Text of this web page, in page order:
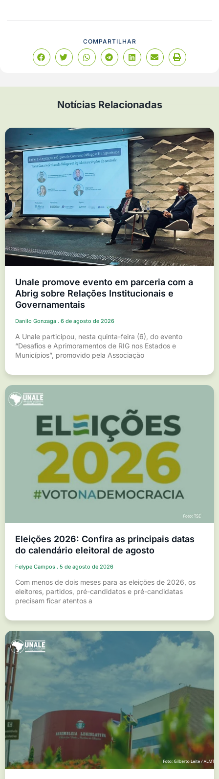
COMPARTILHAR
Notícias Relacionadas
Unale promove evento em parceria com a
Abrig sobre Relações Institucionais e
Governamentais
Danilo Gonzaga 6 de agosto de 2026
A Unale participou, nesta quinta-feira (6), do evento
“Desafios e Aprimoramentos de RIG nos Estados e
Municípios”, promovido pela Associação
Eleições 2026: Confira as principais datas
do calendário eleitoral de agosto
Felype Campos 5 de agosto de 2026
Com menos de dois meses para as eleições de 2026, os
eleitores, partidos, pré-candidatos e pré-candidatas
precisam ficar atentos a